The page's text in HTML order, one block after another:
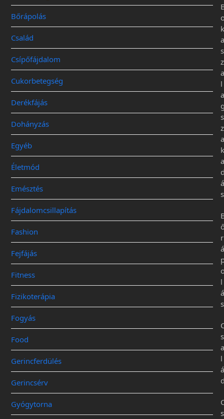
Bőrápolás
Család
Csípőfájdalom
Cukorbetegség
Derékfájás
Dohányzás
Egyéb
Életmód
Emésztés
Fájdalomcsillapítás
Fashion
Fejfájás
Fitness
Fizikoterápia
Fogyás
Food
Gerincferdülés
Gerincsérv
Gyógytorna
k
a
s
z
a
l
a
s
z
a
k
a
á
s
r
á
l
á
s
s
a
l
á
s